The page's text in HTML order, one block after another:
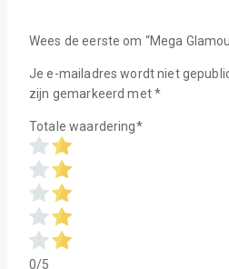
Wees de eerste om “Mega
Je e-mailadres wordt niet
zijn gemarkeerd met*
Totale waardering*
0/5